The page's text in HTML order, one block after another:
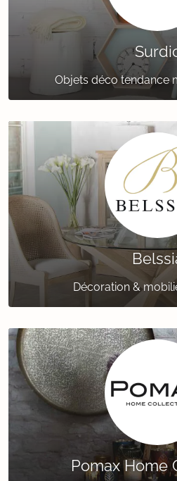
Objets déco tendance
Décoration &
Pomax Home